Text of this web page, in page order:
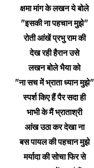
क्षमा मांग के लखन ये बोले
"इसकी ना पहचान मुझे"
रोती आंखें प्रभु राम की
देख रही हैरान उसे
लखन बोले भैया को
"ना सच में भ्राता ध्यान मुझे"
स्पर्श किए हैं पैर सदा ही
भाभी के मैं भ्राताश्री
आंख उठा कर देखा ना
बस पायल की पहचान मुझे
मर्यादा की सोचा फिर से